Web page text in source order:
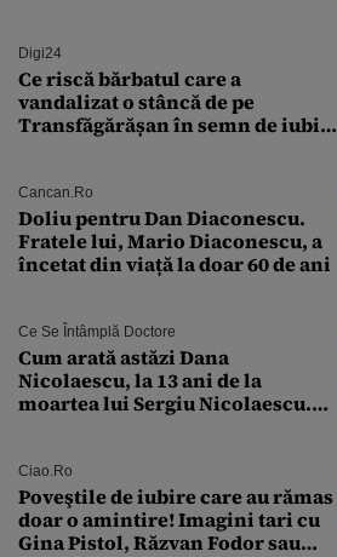
Digi24
Ce riscă bărbatul care a
vandalizat o stâncă de pe
Transfăgărășan în semn de iubire
Cancan.ro
Doliu pentru Dan Diaconescu.
Fratele lui, Mario Diaconescu, a
încetat din viață la doar 60 de ani
Ce Se Întâmplă Doctore
Cum arată astăzi Dana
Nicolaescu, la 13 ani de la
moartea lui Sergiu Nicolaescu.
Ciao.ro
Poveştile de iubire care au rămas
doar o amintire! Imagini tari cu
Gina Pistol, Răzvan Fodor sau